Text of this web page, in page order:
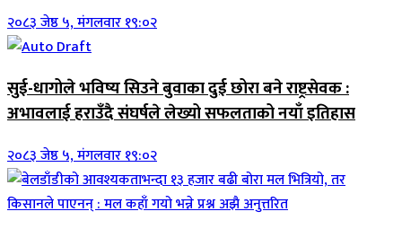
२०८३ जेष्ठ ५, मंगलवार १९:०२
सुई-धागोले भविष्य सिउने बुवाका दुई छोरा बने राष्ट्रसेवक :
अभावलाई हराउँदै संघर्षले लेख्यो सफलताको नयाँ इतिहास
२०८३ जेष्ठ ५, मंगलवार १९:०२